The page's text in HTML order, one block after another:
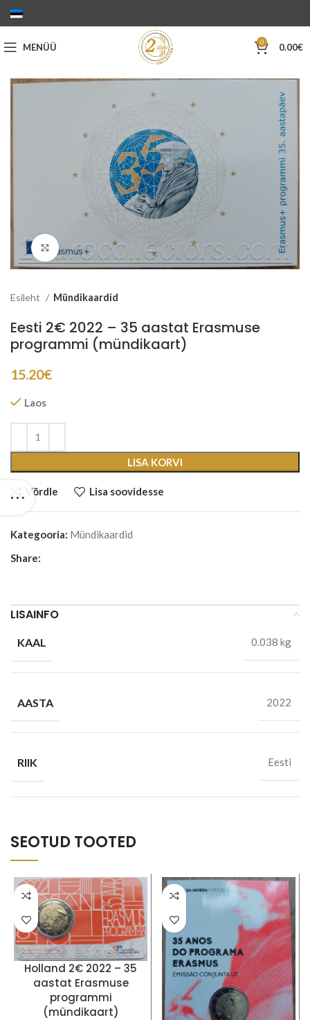
MENÜÜ 0 0.00€
Suurenda
Esileht Mündikaardid
Eesti 2€ 2022 – 35 aastat Erasmuse
programmi (mündikaart)
15.20€
Laos
LISA KORVI
Võrdle Lisa soovidesse
Kategooria: Mündikaardid
Share:
LISAINFO
KAAL 0.038 kg
AASTA 2022
RIIK Eesti
SEOTUD TOOTED
Holland 2€ 2022 – 35
aastat Erasmuse
programmi
(mündikaart)